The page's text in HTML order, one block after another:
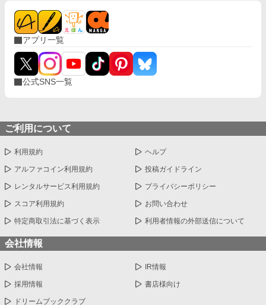
まだ知られていない秘密があって―― 「…ほんとは、ずっと前か
ら、私…」 ただのメイドなんかじゃ終わりたくない。 恋と欲望が
交差する、ちょっぴり危険な主従ラブストーリー。
アプリ一覧
公式SNS一覧
ご利用について
利用規約 ヘルプ
アルファコイン利用規約 投稿ガイドライン
レンタルサービス利用規約 プライバシーポリシー
スコア利用規約 お問い合わせ
特定商取引法に基づく表示 利用者情報の外部送信について
会社情報
会社情報 IR情報
採用情報 書店様向け
ドリームブッククラブ